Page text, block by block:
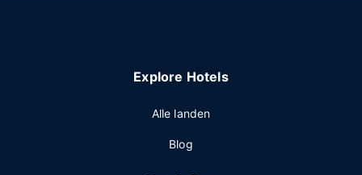
Explore Hotels
Alle landen
Blog